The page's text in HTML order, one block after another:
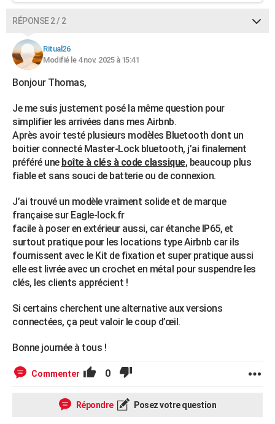
RÉPONSE 2 / 2
Ritual26
Modifié le 4 nov. 2025 à 15:41
Bonjour Thomas,
Je me suis justement posé la même question pour
simplifier les arrivées dans mes Airbnb.
Après avoir testé plusieurs modèles Bluetooth dont un
boitier connecté Master-Lock bluetooth, j’ai finalement
préféré une boîte à clés à code classique, beaucoup plus
fiable et sans souci de batterie ou de connexion.
J’ai trouvé un modèle vraiment solide et de marque
française sur Eagle-lock.fr
facile à poser en extérieur aussi, car étanche IP65, et
surtout pratique pour les locations type Airbnb car ils
fournissent avec le Kit de fixation et super pratique aussi
elle est livrée avec un crochet en métal pour suspendre les
clés, les clients apprécient !
Si certains cherchent une alternative aux versions
connectées, ça peut valoir le coup d’œil.
Bonne journée à tous !
Commenter 0
Répondre Posez votre question